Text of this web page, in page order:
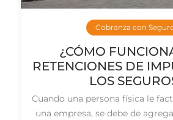
Cobranza con
¿CÓMO
RETENCIONES DE
LOS
Cuando una persona física le
una empresa, se debe de